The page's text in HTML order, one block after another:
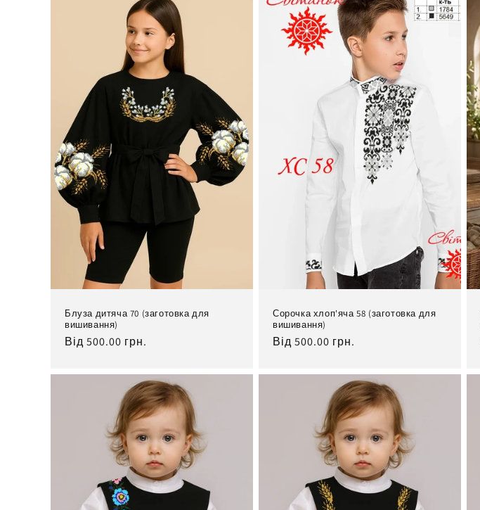
Блуза дитяча 70 (заготовка для
вишивання)
Нормальна
Від 500.00 грн.
Сорочка хлоп'яча 58 (заготовка для
вишивання)
Нормальна
Від 500.00 грн.